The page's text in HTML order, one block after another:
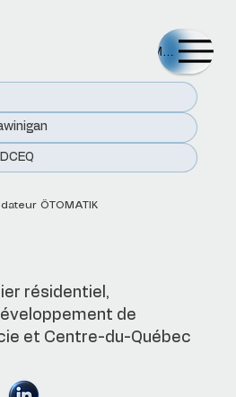
ÖTOMATIK
résidentiel,
de
et Centre-du-Québec
Menu